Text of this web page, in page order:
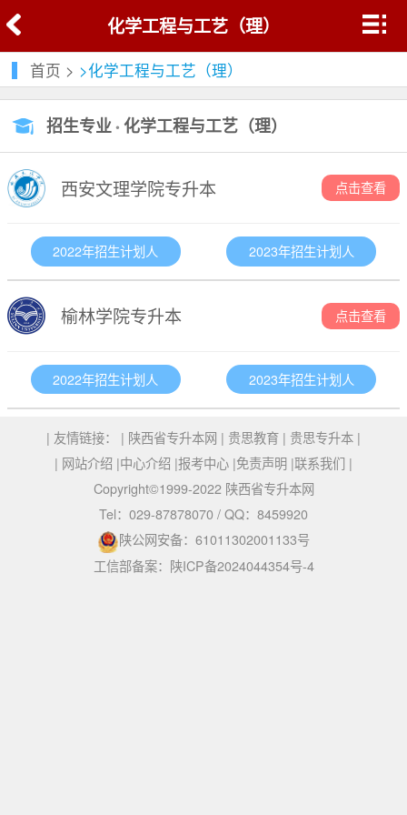
化学工程与工艺（理）
首页 > >化学工程与工艺（理）
招生专业 •化学工程与工艺（理）
西安文理学院专升本 点击查看
2022年招生计划人 2023年招生计划人
榆林学院专升本 点击查看
2022年招生计划人 2023年招生计划人
| 友情链接： | 陕西省专升本网 | 贵思教育 | 贵思专升本 |
| 网站介绍 |中心介绍 |报考中心 |免责声明 |联系我们 |
Copyright©1999-2022 陕西省专升本网
Tel：029-87878070 / QQ：8459920
陕公网安备：61011302001133号
工信部备案：陕ICP备2024044354号-4